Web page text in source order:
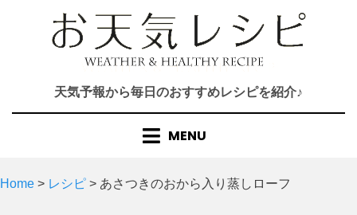
天気予報から毎日のおすすめレシピを紹介♪
MENU
Home > レシピ > あさつきのおから入り蒸しローフ